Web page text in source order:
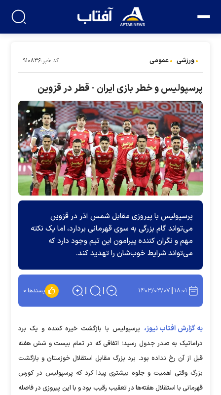
ورزشی عمومی کد خبر:۹۱۰۸۳۶
پرسپولیس و خطر بازی ایران - قطر در قزوین
پرسپولیس با پیروزی مقابل شمس آذر در قزوین
می‌تواند گام بزرگی به سوی قهرمانی بردارد، اما یک نکته
مهم و نگران کننده پیرامون این تیم وجود دارد که
می‌تواند شرایط خوب‌شان را تهدید کند.
۱۸:۰۱ ۱۴۰۳/۰۳/۰۷ پسندها:۰
به گزارش آفتاب نیوز، پرسپولیس با بازگشت خیره کننده و یک برد
دراماتیک به صدر جدول رسید؛ اتفاقی که در تمام بیست و شش هفته
قبل از آن رخ نداده بود. برد بزرگ مقابل استقلال خوزستان و بازگشت
بزرگ وقتی اهمیت و جلوه بیشتری پیدا کرد که پرسپولیس در کورس
قهرمانی با استقلال هفته‌ها در تعقیب رقیب بود و با این پیروزی در فاصله